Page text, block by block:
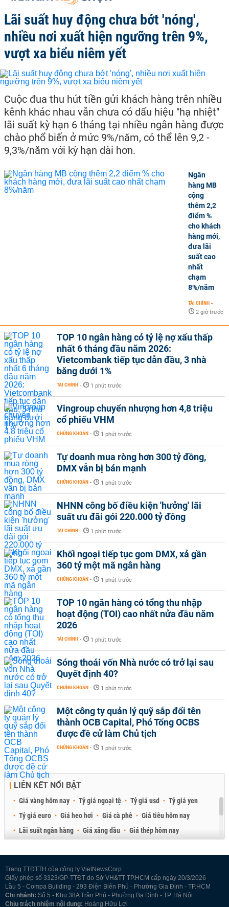
Lãi suất huy động chưa bớt 'nóng',
nhiều nơi xuất hiện ngưỡng trên 9%,
vượt xa biểu niêm yết
Cuộc đua thu hút tiền gửi khách hàng trên nhiều
kênh khác nhau vẫn chưa có dấu hiệu "hạ nhiệt"
lãi suất kỳ hạn 6 tháng tại nhiều ngân hàng được
chào phổ biến ở mức 9%/năm, có thể lên 9,2 -
9,3%/năm với kỳ hạn dài hơn.
Ngân
hàng MB
cộng
thêm 2,2
điểm %
cho khách
hàng mới,
đưa lãi
suất cao
nhất
chạm
8%/năm
TÀI CHÍNH -
2 giờ trước
TOP 10 ngân hàng có tỷ lệ nợ xấu thấp
nhất 6 tháng đầu năm 2026:
Vietcombank tiếp tục dẫn đầu, 3 nhà
băng dưới 1%
TÀI CHÍNH - 1 phút trước
Vingroup chuyển nhượng hơn 4,8 triệu
cổ phiếu VHM
CHỨNG KHOÁN - 1 phút trước
Tự doanh mua ròng hơn 300 tỷ đồng,
DMX vẫn bị bán mạnh
CHỨNG KHOÁN - 1 phút trước
NHNN công bố điều kiện 'hưởng' lãi
suất ưu đãi gói 220.000 tỷ đồng
TÀI CHÍNH - 1 phút trước
Khối ngoại tiếp tục gom DMX, xả gần
360 tỷ một mã ngân hàng
CHỨNG KHOÁN - 1 phút trước
TOP 10 ngân hàng có tổng thu nhập
hoạt động (TOI) cao nhất nửa đầu năm
2026
TÀI CHÍNH - 1 phút trước
Sóng thoái vốn Nhà nước có trở lại sau
Quyết định 40?
CHỨNG KHOÁN - 1 phút trước
Một công ty quản lý quỹ sắp đổi tên
thành OCB Capital, Phó Tổng OCBS
được đề cử làm Chủ tịch
CHỨNG KHOÁN - 1 phút trước
LIÊN KẾT NỔI BẬT
Giá vàng hôm nay Tỷ giá ngoại tệ Tỷ giá usd
Tỷ giá yen
Tỷ giá euro
Giá heo hơi Giá cà phê
Giá tiêu hôm nay
Lãi suất ngân hàng
Giá xăng dầu
Giá thép hôm nay
Trang TTĐTTH của công ty VietNewsCorp
Giấy phép số 3323/GP-TTĐT do Sở VH&TT TP.HCM cấp ngày 20/3/2026
Lầu 5 - Compa Building - 293 Điện Biên Phủ - Phường Gia Định - TP.HCM
Chi nhánh: Số 5 - Khu 38A Trần Phú - Phường Ba Đình - TP. Hà Nội
Chịu trách nhiệm nội dung: Hoàng Hữu Lợi